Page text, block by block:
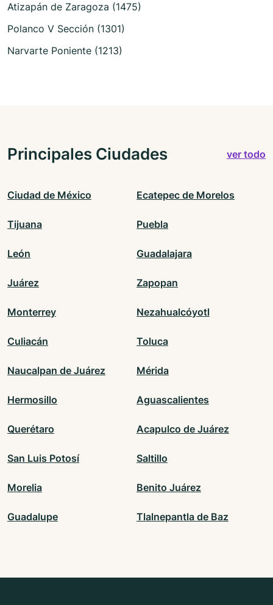
Atizapán de Zaragoza (1475)
Polanco V Sección (1301)
Narvarte Poniente (1213)
Principales Ciudades ver todo
Ciudad de México Ecatepec de Morelos
Tijuana Puebla
León Guadalajara
Juárez Zapopan
Monterrey Nezahualcóyotl
Culiacán Toluca
Naucalpan de Juárez Mérida
Hermosillo Aguascalientes
Querétaro Acapulco de Juárez
San Luis Potosí Saltillo
Morelia Benito Juárez
Guadalupe Tlalnepantla de Baz